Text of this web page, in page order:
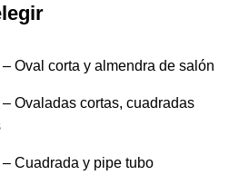
– Oval corta y almendra de salón
– Ovaladas cortas, cuadradas
– Cuadrada y pipe tubo